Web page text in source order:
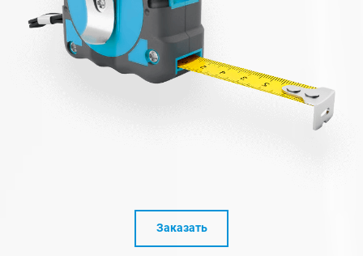
Заказать